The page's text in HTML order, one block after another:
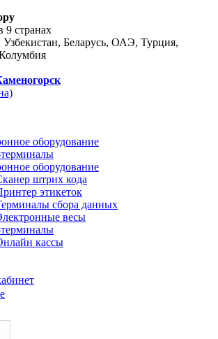
9 странах
Узбекистан, Беларусь, ОАЭ, Турция,
оборудование
оборудование
штрих кода
этикеток
сбора данных
весы
кассы